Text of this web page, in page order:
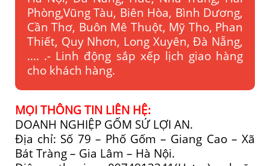
Phòng,Vũng Tàu, Biên Hòa, Bình Dương,
Cần Thơ, Buôn Mê Thuột, Mỹ Tho, Phan
Thiết, Quy Nhơn, Long Xuyên, Đà Nẵng,
…. .- Linh động sắp xếp lịch giao hàng
cho khách hàng.
MỌI THÔNG TIN LIÊN HỆ:
DOANH NGHIỆP GỐM SỨ LỢI AN.
Địa chỉ: Số 79 – Phố Gốm – Giang Cao – Xã
Bát Tràng – Gia Lâm – Hà Nội.